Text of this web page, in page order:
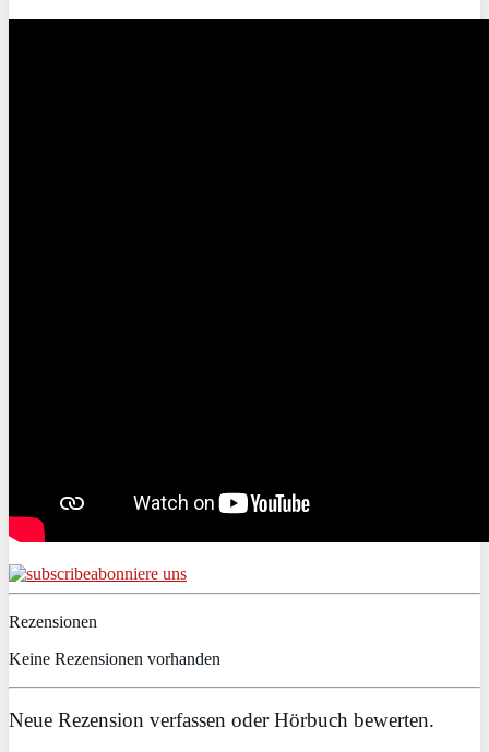
abonniere uns
Rezensionen
Keine Rezensionen vorhanden
Neue Rezension verfassen oder Hörbuch bewerten.